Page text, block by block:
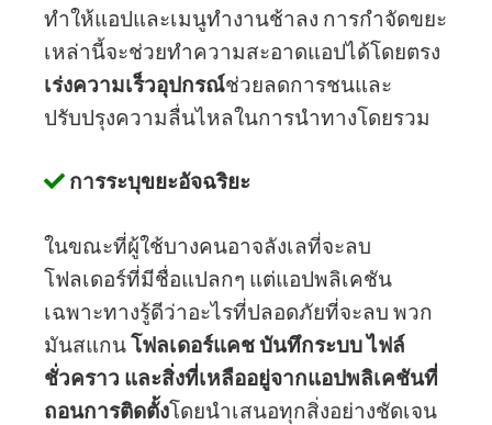
ทำให้แอปและเมนูทำงานช้าลง การกำจัดขยะ
เหล่านี้จะช่วยทำความสะอาดแอปได้โดยตรง
เร่งความเร็วอุปกรณ์ช่วยลดการชนและ
ปรับปรุงความลื่นไหลในการนำทางโดยรวม
การระบุขยะอัจฉริยะ
ในขณะที่ผู้ใช้บางคนอาจลังเลที่จะลบ
โฟลเดอร์ที่มีชื่อแปลกๆ แต่แอปพลิเคชัน
เฉพาะทางรู้ดีว่าอะไรที่ปลอดภัยที่จะลบ พวก
มันสแกนโฟลเดอร์แคช บันทึกระบบ ไฟล์
ชั่วคราว และสิ่งที่เหลืออยู่จากแอปพลิเคชันที่
ถอนการติดตั้งโดยนำเสนอทุกสิ่งอย่างชัดเจน